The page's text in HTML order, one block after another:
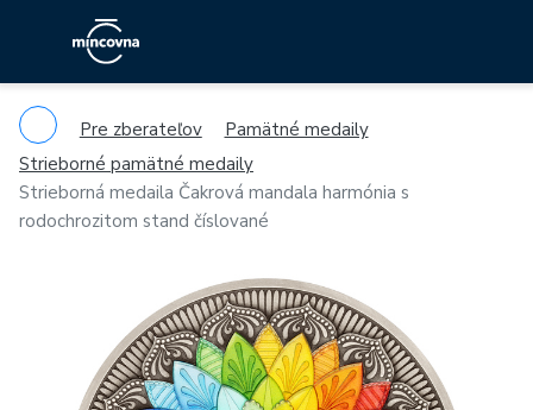
Pre zberateľov
Pamätné medaily
Strieborné pamätné medaily
Strieborná medaila Čakrová mandala harmónia s
rodochrozitom stand číslované